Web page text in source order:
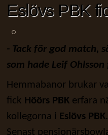
Eslövs PBK
- Tack för god match,
som hade Leif
Hemmabanor brukar
fick Höörs PBKerfara
kollegorna i Eslövs PBK.
Senast